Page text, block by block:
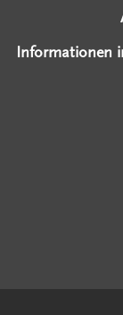
Informationen